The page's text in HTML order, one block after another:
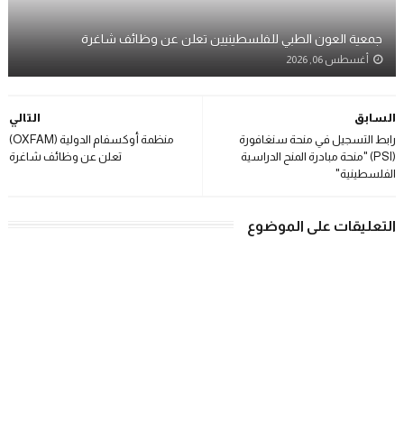
جمعية العون الطبي للفلسطينيين تعلن عن وظائف شاغرة
أغسطس 06, 2026
التالي
منظمة أوكسفام الدولية (OXFAM)
تعلن عن وظائف شاغرة
السابق
رابط التسجيل في منحة سنغافورة
(PSI) "منحة مبادرة المنح الدراسية
الفلسطينية"
التعليقات على الموضوع